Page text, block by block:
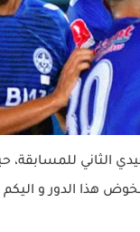
الثاني
هذا الدور و اليكم